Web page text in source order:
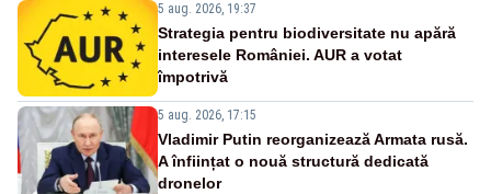
5 aug. 2026, 19:37
Strategia pentru biodiversitate nu apără
interesele României. AUR a votat
împotrivă
5 aug. 2026, 17:15
Vladimir Putin reorganizează Armata rusă.
A înființat o nouă structură dedicată
dronelor